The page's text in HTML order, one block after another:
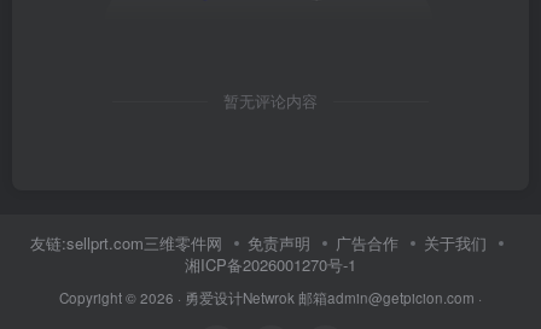
暂无评论内容
友链:sellprt.com三维零件网 免责声明 广告合作
关于我们
湘ICP备2026001270号-1
Copyright © 2026 · 勇爱设计Netwrok 邮箱admin@getpicion.com ·